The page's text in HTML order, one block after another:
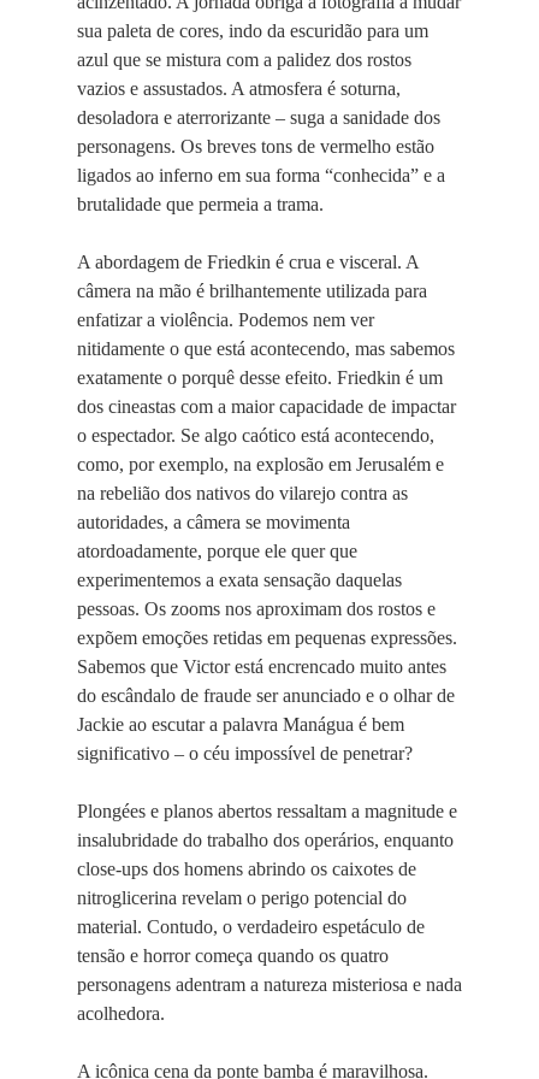
sua paleta de cores, indo da escuridão para um
azul que se mistura com a palidez dos rostos
vazios e assustados. A atmosfera é soturna,
desoladora e aterrorizante – suga a sanidade dos
personagens. Os breves tons de vermelho estão
ligados ao inferno em sua forma “conhecida” e a
brutalidade que permeia a trama.
A abordagem de Friedkin é crua e visceral. A
câmera na mão é brilhantemente utilizada para
enfatizar a violência. Podemos nem ver
nitidamente o que está acontecendo, mas sabemos
exatamente o porquê desse efeito. Friedkin é um
dos cineastas com a maior capacidade de impactar
o espectador. Se algo caótico está acontecendo,
como, por exemplo, na explosão em Jerusalém e
na rebelião dos nativos do vilarejo contra as
autoridades, a câmera se movimenta
atordoadamente, porque ele quer que
experimentemos a exata sensação daquelas
pessoas. Os zooms nos aproximam dos rostos e
expõem emoções retidas em pequenas expressões.
Sabemos que Victor está encrencado muito antes
do escândalo de fraude ser anunciado e o olhar de
Jackie ao escutar a palavra Manágua é bem
significativo – o céu impossível de penetrar?
Plongées e planos abertos ressaltam a magnitude e
insalubridade do trabalho dos operários, enquanto
close-ups dos homens abrindo os caixotes de
nitroglicerina revelam o perigo potencial do
material. Contudo, o verdadeiro espetáculo de
tensão e horror começa quando os quatro
personagens adentram a natureza misteriosa e nada
acolhedora.
A icônica cena da ponte bamba é maravilhosa.